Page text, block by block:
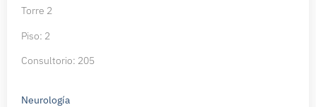
Torre 2
Piso: 2
Consultorio: 205
Neurología